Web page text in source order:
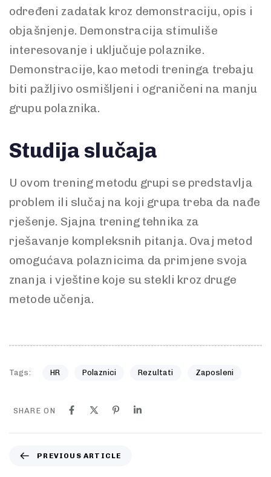
određeni zadatak kroz demonstraciju, opis i
objašnjenje. Demonstracija stimuliše
interesovanje i uključuje polaznike.
Demonstracije, kao metodi treninga trebaju
biti pažljivo osmišljeni i ograničeni na manju
grupu polaznika.
Studija slučaja
U ovom trening metodu grupi se predstavlja
problem ili slučaj na koji grupa treba da nađe
rješenje. Sjajna trening tehnika za
rješavanje kompleksnih pitanja. Ovaj metod
omogućava polaznicima da primjene svoja
znanja i vještine koje su stekli kroz druge
metode učenja.
Tags: HR Polaznici Rezultati Zaposleni
SHARE ON
PREVIOUS ARTICLE